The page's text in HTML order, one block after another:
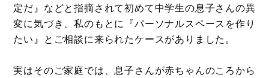
定だ』などと指摘されて初めて中学生の息子さんの異
変に気づき、私のもとに『パーソナルスペースを作り
たい』とご相談に来られたケースがありました。
実はそのご家庭では、息子さんが赤ちゃんのころから